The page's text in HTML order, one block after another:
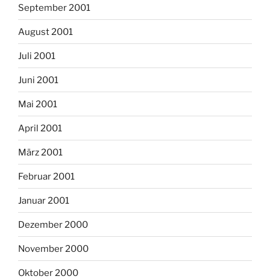
September 2001
August 2001
Juli 2001
Juni 2001
Mai 2001
April 2001
März 2001
Februar 2001
Januar 2001
Dezember 2000
November 2000
Oktober 2000